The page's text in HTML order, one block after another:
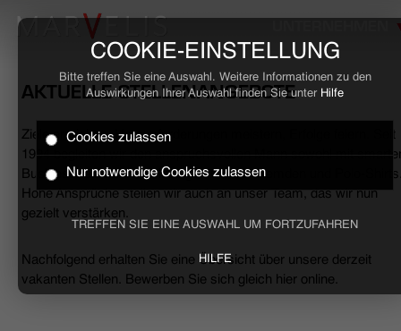
COOKIE-EINSTELLUNG
Bitte treffen Sie eine Auswahl. Weitere Informationen zu den
Auswirkungen Ihrer Auswahl finden Sie unter Hilfe
Cookies zulassen
Nur notwendige Cookies zulassen
TREFFEN SIE EINE AUSWAHL UM FORTZUFAHREN
HILFE
HOME
BUSINESS
UNTERNEHMEN
AKTUELLE STELLENANGEBOTE
Ziele erreichen, Herausforderungen meistern, Erfolge feiern. Seit
1994 begleiten wir den anspruchsvollen Mann sowohl mit
Business- als auch mit lässigen Casual-Hemden und Polo-
Hohe Ansprüche stellen wir auch an unser Team, das wir nun
gezielt verstärken.
Nachfolgend erhalten Sie eine Übersicht über unsere derzeit
vakanten Stellen. Bewerben Sie sich gleich hier online.